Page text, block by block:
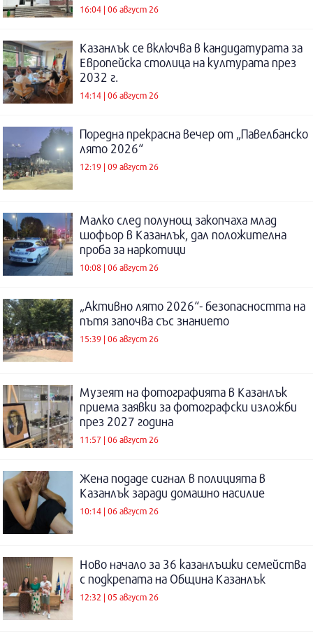
16:04 | 06 август 26
Казанлък се включва в кандидатурата за
Европейска столица на културата през
2032 г.
14:14 | 06 август 26
Поредна прекрасна вечер от „Павелбанско
лято 2026“
12:19 | 09 август 26
Малко след полунощ закопчаха млад
шофьор в Казанлък, дал положителна
проба за наркотици
10:08 | 06 август 26
„Активно лято 2026“- безопасността на
пътя започва със знанието
15:39 | 06 август 26
Музеят на фотографията в Казанлък
приема заявки за фотографски изложби
през 2027 година
11:57 | 06 август 26
Жена подаде сигнал в полицията в
Казанлък заради домашно насилие
10:14 | 06 август 26
Ново начало за 36 казанлъшки семейства
с подкрепата на Община Казанлък
12:32 | 05 август 26